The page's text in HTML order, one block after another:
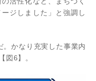
ジしました」と強調し
かなり充実した事業内
図6】。